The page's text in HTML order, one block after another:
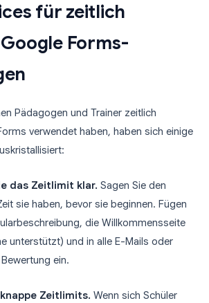
für zeitlich
Forms-
Pädagogen und Trainer zeitlich
verwendet haben, haben sich einige
das Zeitlimit klar. Sagen Sie den
sie haben, bevor sie beginnen. Fügen
die Willkommensseite
unterstützt) und in alle E-Mails oder
ein.
Zeitlimits. Wenn sich Schüler